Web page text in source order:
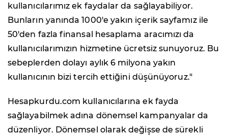
kullanıcılarımız ek faydalar da sağlayabiliyor.
Bunların yanında 1000'e yakın içerik sayfamız ile
50'den fazla finansal hesaplama aracımızı da
kullanıcılarımızın hizmetine ücretsiz sunuyoruz. Bu
sebeplerden dolayı aylık 6 milyona yakın
kullanıcının bizi tercih ettiğini düşünüyoruz."
Hesapkurdu.com kullanıcılarına ek fayda
sağlayabilmek adına dönemsel kampanyalar da
düzenliyor. Dönemsel olarak değişse de sürekli